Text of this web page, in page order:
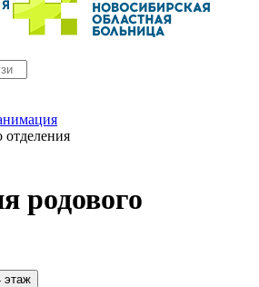
отделения
родового
этаж